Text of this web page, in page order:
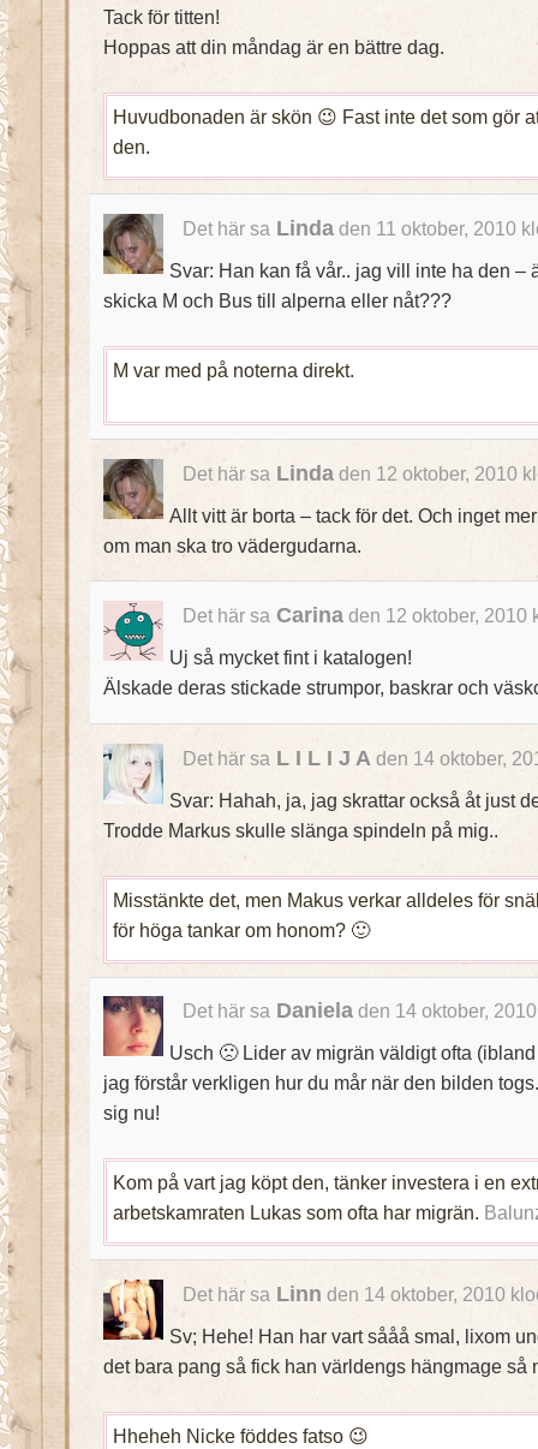
Tack för titten!
Hoppas att din måndag är en bättre dag.
Huvudbonaden är skön 😉 Fast inte det som gör
den.
Det här sa Lindaden 11 oktober, 2010
Svar: Han kan få vår.. jag vill inte ha den –
skicka M och Bus till alperna eller nåt???
M var med på noterna direkt.
Det här sa Lindaden 12 oktober, 2010
Allt vitt är borta – tack för det. Och inget
om man ska tro vädergudarna.
Det här sa Carinaden 12 oktober, 2010
Uj så mycket fint i katalogen!
Älskade deras stickade strumpor, baskrar och
Det här sa L I L I J A den 14 oktober,
Svar: Hahah, ja, jag skrattar också åt just
Trodde Markus skulle slänga spindeln på mig..
Misstänkte det, men Makus verkar alldeles för
för höga tankar om honom? 🙂
Det här sa Danieladen 14 oktober,
Usch 🙁 Lider av migrän väldigt ofta
jag förstår verkligen hur du mår när den bilden
sig nu!
Kom på vart jag köpt den, tänker investera i en
arbetskamraten Lukas som ofta har migrän.
Det här sa Linn den 14 oktober, 2010
Sv; Hehe! Han har vart sååå smal, lixom
det bara pang så fick han världengs hängmage så
Hheheh Nicke föddes fatso 😉